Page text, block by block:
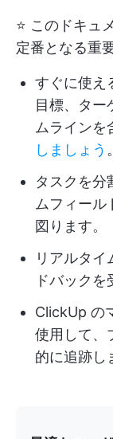
⭐ このドキュ
定番となる重
すぐに使え
目標、ター
ムラインを
しましょう 。
タスクを分
ムフィール
図ります。
リアルタ
ドバックを
ClickUp の
使用して、
的に追跡し